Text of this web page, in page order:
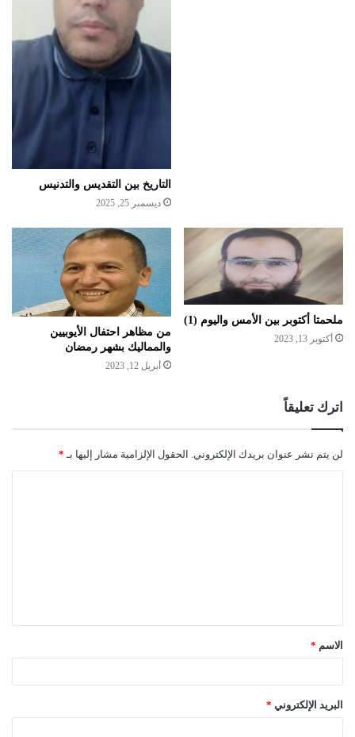
التاريخ بين التقديس والتدنيس
ديسمبر 25, 2025
ملحمتا أكتوبر بين الأمس واليوم (1)
أكتوبر 13, 2023
من مظاهر احتفال الأيوبيين
والمماليك بشهر رمضان
أبريل 12, 2023
اترك تعليقاً
لن يتم نشر عنوان بريدك الإلكتروني. الحقول الإلزامية مشار إليها بـ *
ق
*الاسم *
البريد الإلكتروني *